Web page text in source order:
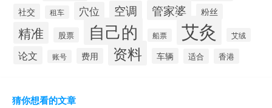
社交 租车 穴位 空调 管家婆 粉丝
精准 股票 自己的 船票 艾灸 艾绒
论文 账号 费用 资料 车辆 适合 香港
猜你想看的文章